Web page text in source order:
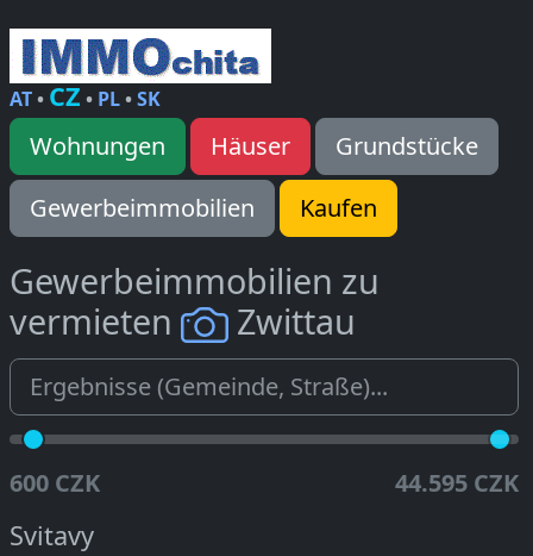
AT• CZ • PL•SK
Wohnungen Häuser
Grundstücke
Gewerbeimmobilien
Kaufen
Gewerbeimmobilien zu
vermieten
Zwittau
600 CZK 44.595 CZK
Svitavy